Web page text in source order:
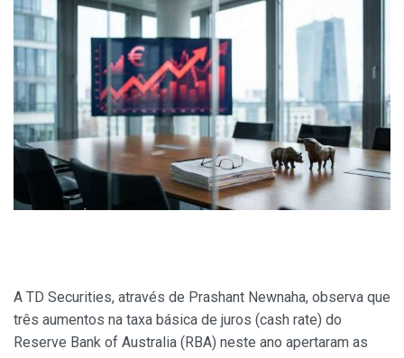
A TD Securities, através de Prashant Newnaha, observa que
três aumentos na taxa básica de juros (cash rate) do
Reserve Bank of Australia (RBA) neste ano apertaram as